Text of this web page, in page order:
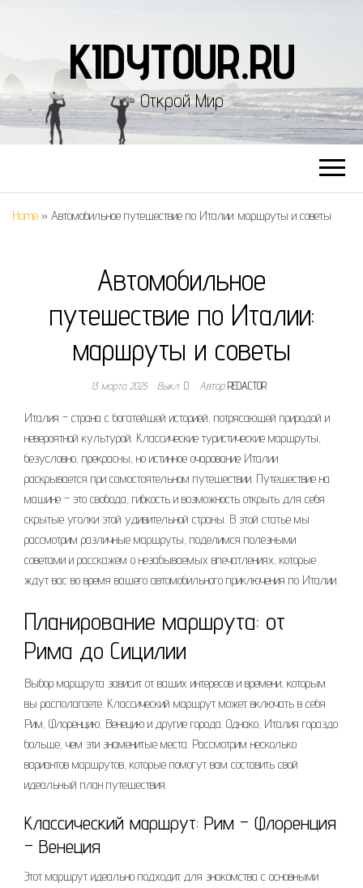
KIDYTOUR.RU
Открой Мир
Home » Автомобильное путешествие по Италии: маршруты и советы
Автомобильное
путешествие по Италии:
маршруты и советы
13 марта 2025 Выкл. АвторREDACTOR
Италия – страна с богатейшей историей, потрясающей природой и
невероятной культурой. Классические туристические маршруты,
безусловно, прекрасны, но истинное очарование Италии
раскрывается при самостоятельном путешествии. Путешествие на
машине – это свобода, гибкость и возможность открыть для себя
скрытые уголки этой удивительной страны. В этой статье мы
рассмотрим различные маршруты, поделимся полезными
советами и расскажем о незабываемых впечатлениях, которые
ждут вас во время вашего автомобильного приключения по Италии.
Планирование маршрута: от
Рима до Сицилии
Выбор маршрута зависит от ваших интересов и времени, которым
вы располагаете. Классический маршрут может включать в себя
Рим, Флоренцию, Венецию и другие города. Однако, Италия гораздо
больше, чем эти знаменитые места. Рассмотрим несколько
вариантов маршрутов, которые помогут вам составить свой
идеальный план путешествия.
Классический маршрут: Рим – Флоренция
– Венеция
Этот маршрут идеально подходит для знакомства с основными